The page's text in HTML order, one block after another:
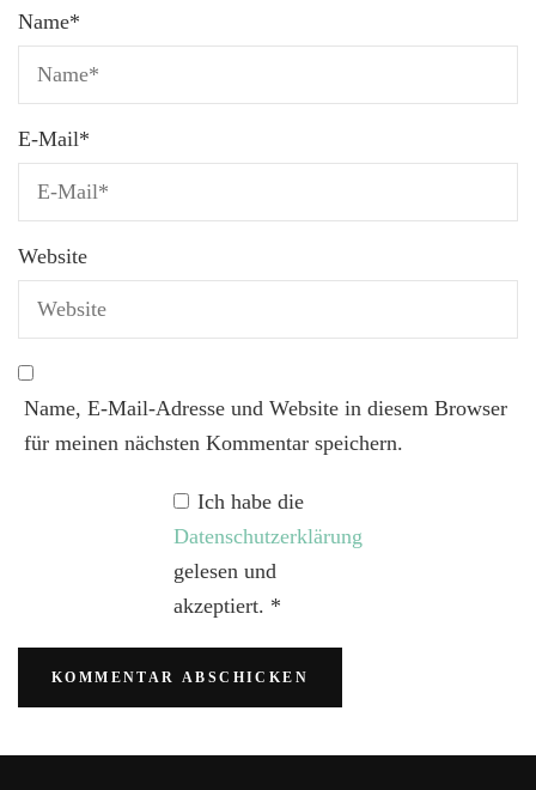
Name*
E-Mail*
Website
Name, E-Mail-Adresse und Website in diesem Browser
für meinen nächsten Kommentar speichern.
Ich habe die
Datenschutzerklärung
gelesen und
akzeptiert. *